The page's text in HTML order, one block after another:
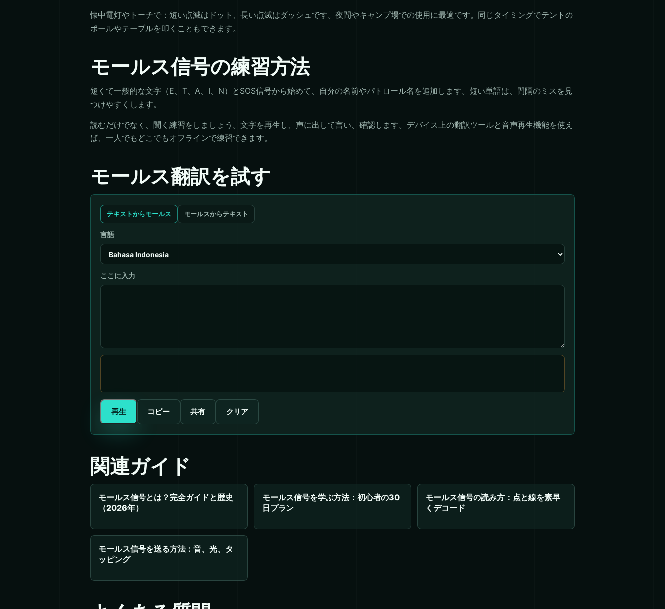
懐中電灯やトーチで：短い点滅はドット、長い点滅はダッシュです。夜間やキャンプ場での使用に最適です。同じタイミングでテントの
ポールやテーブルを叩くこともできます。
モールス信号の練習方法
短くて一般的な文字（E、T、A、I、N）とSOS信号から始めて、自分の名前やパトロール名を追加します。短い単語は、間隔のミスを見
つけやすくします。
読むだけでなく、聞く練習をしましょう。文字を再生し、声に出して言い、確認します。デバイス上の翻訳ツールと音声再生機能を使え
ば、一人でもどこでもオフラインで練習できます。
モールス翻訳を試す
テキストからモールス モールスからテキスト
言語
ここに入力
再生 コピー 共有 クリア
関連ガイド
モールス信号とは？完全ガイドと歴史
（2026年）
モールス信号を学ぶ方法：初心者の30
日プラン
モールス信号の読み方：点と線を素早
くデコード
モールス信号を送る方法：音、光、タ
ッピング